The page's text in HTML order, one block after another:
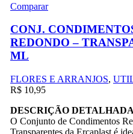
Comparar
CONJ.
REDONDO –
ML
FLORES E ARRANJOS,
R$ 10,95
DESCRIÇÃO
O Conjunto de Condimentos